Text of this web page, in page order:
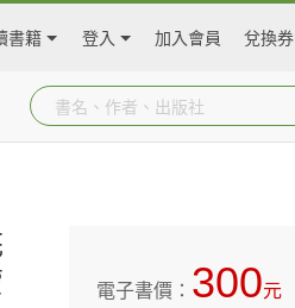
書籍 登入 加入會員 兌換券
電子書價： 300元